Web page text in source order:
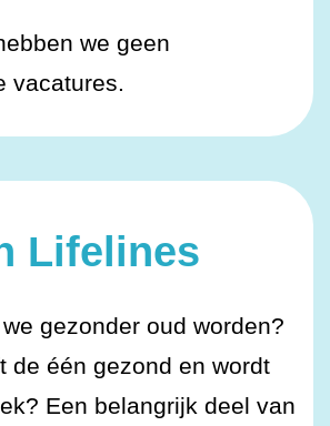
we geen
vacatures.
Lifelines
gezonder oud worden?
de één gezond en wordt
Een belangrijk deel van